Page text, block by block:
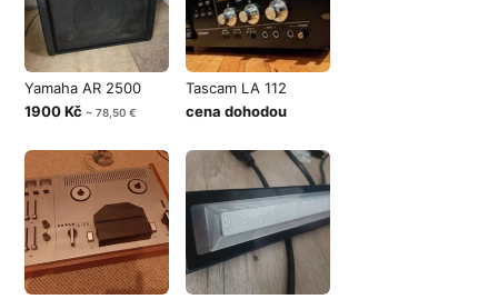
Yamaha AR 2500
1900 Kč ~ 78,50 €
Tascam LA 112
cena dohodou